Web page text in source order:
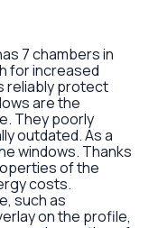
7 chambers in
for increased
reliably protect
are the
They poorly
outdated. As a
windows. Thanks
of the
costs.
such as
on the profile,